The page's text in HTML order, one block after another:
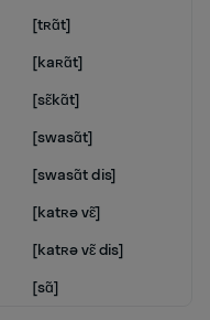
[tʀɑ̃t]
[kaʀɑ̃t]
[sɛ̃kɑ̃t]
[swasɑ̃t]
[swasɑ̃t dis]
[katʀə vɛ̃]
[katʀə vɛ̃ dis]
[sɑ̃]